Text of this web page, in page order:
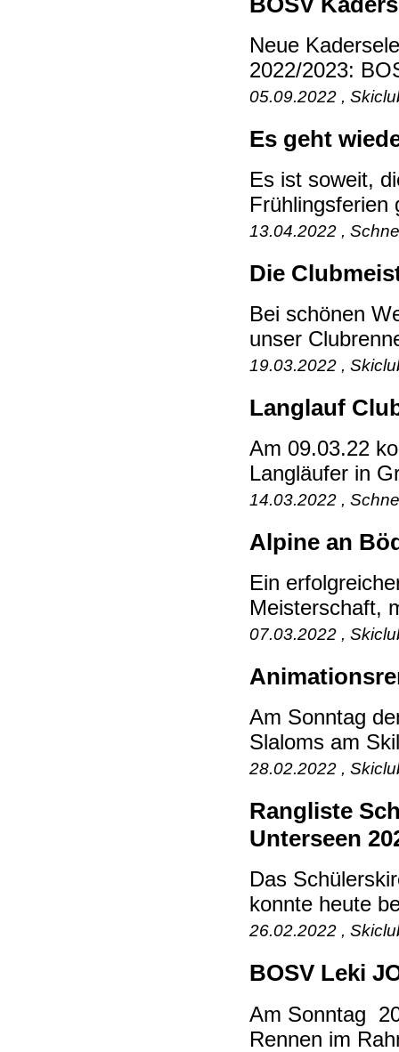
Neue
2022/2023:
05.09.2022 ,
Es geht
Es ist soweit,
Frühlingsferien
13.04.2022 ,
Die
Bei schönen
unser
19.03.2022 ,
Langlauf
Am 09.03.22
Langläufer in
14.03.2022 ,
Alpine an
Ein
Meisterschaft,
07.03.2022 ,
Am Sonntag
Slaloms am
28.02.2022 ,
Rangliste
Unterseen
Das
konnte heute
26.02.2022 ,
BOSV Leki
Am Sonntag
Rennen im